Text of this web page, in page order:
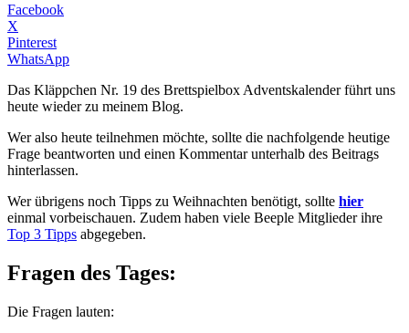
Facebook
X
Pinterest
WhatsApp
Das Kläppchen Nr. 19 des Brettspielbox Adventskalender führt uns
heute wieder zu meinem Blog.
Wer also heute teilnehmen möchte, sollte die nachfolgende heutige
Frage beantworten und einen Kommentar unterhalb des Beitrags
hinterlassen.
Wer übrigens noch Tipps zu Weihnachten benötigt, sollte hier
einmal vorbeischauen. Zudem haben viele Beeple Mitglieder ihre
Top 3 Tipps abgegeben.
Fragen des Tages:
Die Fragen lauten: